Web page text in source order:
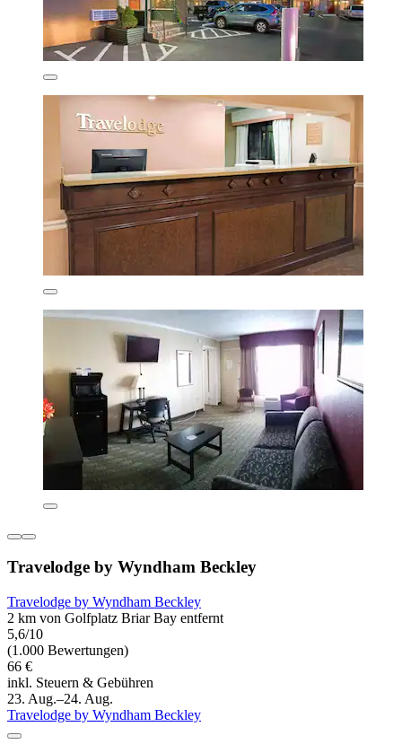
Travelodge by Wyndham Beckley
Travelodge by Wyndham Beckley
2 km von Golfplatz Briar Bay entfernt
5,6/10
(1.000 Bewertungen)
66 €
inkl. Steuern & Gebühren
23. Aug.–24. Aug.
Travelodge by Wyndham Beckley